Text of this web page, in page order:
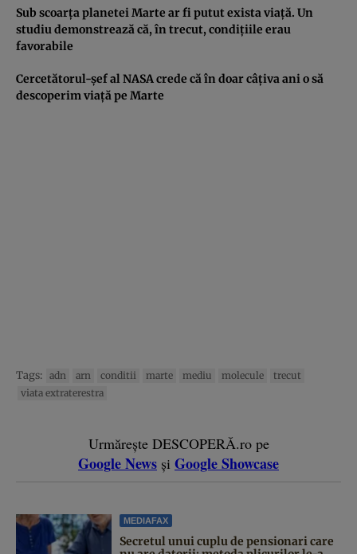
Sub scoarţa planetei Marte ar fi putut exista viaţă. Un
studiu demonstrează că, în trecut, condiţiile erau
favorabile
Cercetătorul-şef al NASA crede că în doar câţiva ani o să
descoperim viaţă pe Marte
Tags: adn arn conditii marte mediu molecule
trecut
viata extraterestra
Urmărește DESCOPERĂ.ro pe
Google News și Google Showcase
MEDIAFAX
Secretul unui cuplu de pensionari care